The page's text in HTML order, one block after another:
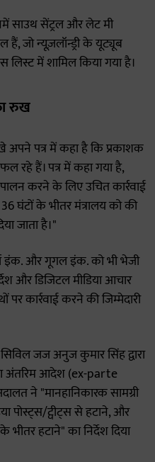
साउथ सेंट्रल और लेट मी
जो न्यूज़लॉन्ड्री के यूट्यूब
में शामिल किया गया है।
रुख
अपने पत्र में कहा है कि प्रकाशक
रहे हैं। पत्र में कहा गया है,
करने के लिए उचित कार्रवाई
घंटों के भीतर मंत्रालय को की
जाता है।"
इंक. और गूगल इंक. को भी भेजी
और डिजिटल मीडिया आचार
कार्रवाई करने की जिम्मेदारी
सिविल जज अनुज कुमार सिंह द्वारा
अंतरिम आदेश (ex-parte
ने "मानहानिकारक सामग्री
पोस्ट्स/ट्वीट्स से हटाने, और
हटाने" का निर्देश दिया